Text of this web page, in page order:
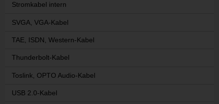
Stromkabel intern
SVGA, VGA-Kabel
TAE, ISDN, Western-Kabel
Thunderbolt-Kabel
Toslink, OPTO Audio-Kabel
USB 2.0-Kabel